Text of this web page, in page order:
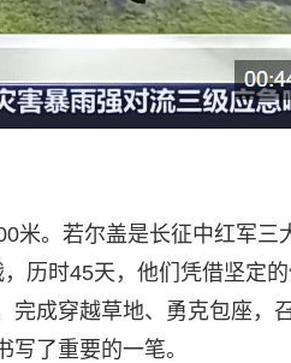
米。若尔盖是长征中红军三
历时45天，他们凭借坚定
完成穿越草地、勇克包座，
了重要的一笔。